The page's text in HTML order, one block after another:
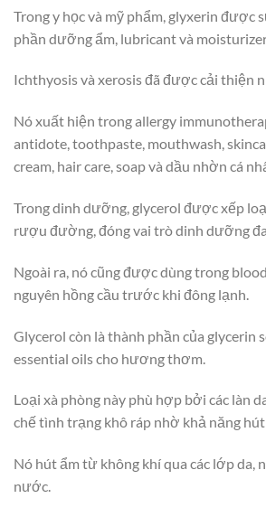
Trong y học và mỹ phẩm, glyxerin được
phần dưỡng ẩm, lubricant và
Ichthyosis và xerosis đã được cải thiện
Nó xuất hiện trong allergy
antidote, toothpaste, mouthwash,
cream, hair care, soap và dầu nhờn cá
Trong dinh dưỡng, glycerol được xếp
rượu đường, đóng vai trò dinh dưỡng
Ngoài ra, nó cũng được dùng trong
nguyên hồng cầu trước khi đông lạnh.
Glycerol còn là thành phần của glycerin
essential oils cho hương thơm.
Loại xà phòng này phù hợp bởi các làn
chế tình trạng khô ráp nhờ khả năng
Nó hút ẩm từ không khí qua các lớp da,
nước.